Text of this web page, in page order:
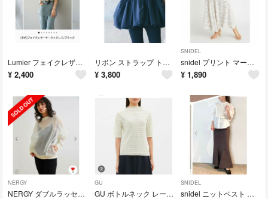
Lumier フェイクレザー キーネックレス ブラック 黒
¥ 2,400
リボン ストラップ トップス
¥ 3,800
SNIDEL
snidel プリント マーメイド スカート
¥ 1,890
NERGY
NERGY ダブルラッセル メッシュ プルオーバー
GU
GU ボトルネック レース 5分袖 カットソー
SNIDEL
snidel ニットベスト セット ブラウス